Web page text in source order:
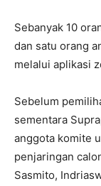
Sebanyak 10
dan satu orang
melalui aplikasi
Sebelum
sementara
anggota komite
penjaringan
Sasmito,